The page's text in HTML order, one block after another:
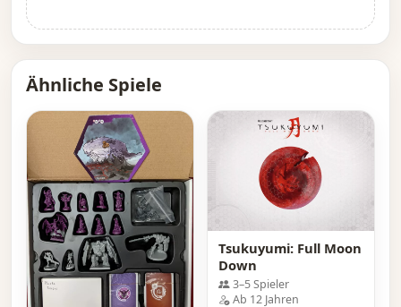
Ähnliche Spiele
Tsukuyumi: Full Moon
Down
3–5 Spieler
Ab 12 Jahren